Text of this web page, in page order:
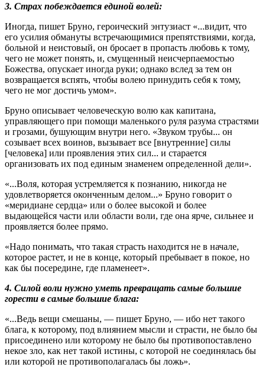
3. Страх побеждается единой волей:
Иногда, пишет Бруно, героический энтузиаст «...видит, что
его усилия обмануты встречающимися препятствиями, когда,
больной и неистовый, он бросает в пропасть любовь к тому,
чего не может понять, и, смущенный неисчерпаемостью
Божества, опускает иногда руки; однако вслед за тем он
возвращается вспять, чтобы волею принудить себя к тому,
чего не мог достичь умом».
Бруно описывает человеческую волю как капитана,
управляющего при помощи маленького руля разума страстями
и грозами, бушующим внутри него. «Звуком трубы... он
созывает всех воинов, вызывает все [внутренние] силы
[человека] или проявления этих сил... и старается
организовать их под единым знаменем определенной дели».
«...Воля, которая устремляется к познанию, никогда не
удовлетворяется оконченным делом...» Бруно говорит о
«меридиане сердца» или о более высокой и более
выдающейся части или области воли, где она ярче, сильнее и
проявляется более прямо.
«Надо понимать, что такая страсть находится не в начале,
которое растет, и не в конце, который пребывает в покое, но
как бы посередине, где пламенеет».
4. Силой воли нужно уметь превращать самые большие
горести в самые большие блага:
«...Ведь вещи смешаны, — пишет Бруно, — ибо нет такого
блага, к которому, под влиянием мысли и страсти, не было бы
присоединено или которому не было бы противопоставлено
некое зло, как нет такой истины, с которой не соединялась бы
или которой не противополагалась бы ложь».